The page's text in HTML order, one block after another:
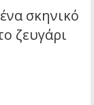
σκηνικό
ζευγάρι